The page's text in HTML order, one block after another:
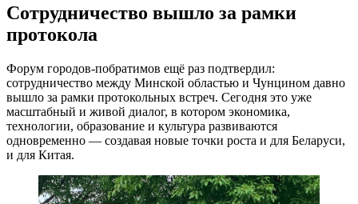
Сотрудничество вышло за рамки
протокола
Форум городов-побратимов ещё раз подтвердил:
сотрудничество между Минской областью и Чунцином давно
вышло за рамки протокольных встреч. Сегодня это уже
масштабный и живой диалог, в котором экономика,
технологии, образование и культура развиваются
одновременно — создавая новые точки роста и для Беларуси,
и для Китая.